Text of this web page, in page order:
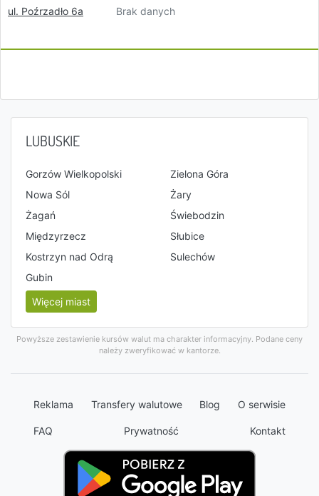
ul. Poźrzadło 6a
Brak danych
LUBUSKIE
Gorzów Wielkopolski
Zielona Góra
Nowa Sól
Żary
Żagań
Świebodzin
Międzyrzecz
Słubice
Kostrzyn nad Odrą
Sulechów
Gubin
Więcej miast
Powyższe zestawienie kursów walut ma charakter informacyjny. Podane ceny
należy zweryfikować w kantorze.
Reklama Transfery walutowe Blog O serwisie
FAQ Prywatność Kontakt